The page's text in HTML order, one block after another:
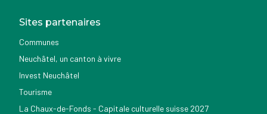
Sites partenaires
Communes
Neuchâtel, un canton à vivre
Invest Neuchâtel
Tourisme
La Chaux-de-Fonds - Capitale culturelle suisse 2027